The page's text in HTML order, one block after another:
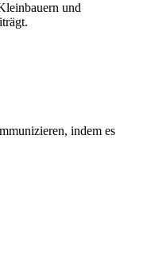
und
indem es